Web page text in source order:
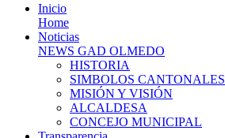
Inicio
Home
Noticias
NEWS GAD OLMEDO
HISTORIA
SIMBOLOS CANTONALES
MISIÓN Y VISIÓN
ALCALDESA
CONCEJO MUNICIPAL